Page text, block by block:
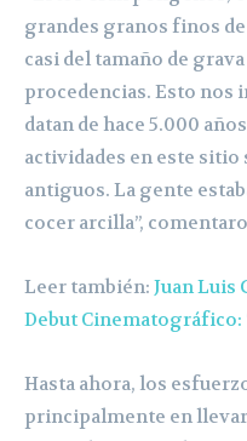
grandes granos finos
casi del tamaño de
procedencias. Esto nos
datan de hace 5.000
actividades en este
antiguos. La gente
cocer arcilla”,
Leer también: Juan Luis
Debut Cinematográfico:
Hasta ahora, los
principalmente en llevar